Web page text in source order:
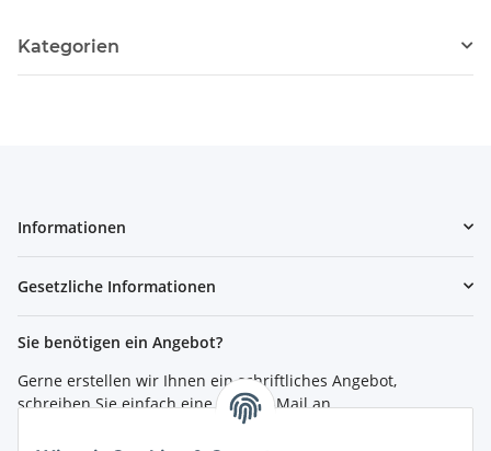
Kategorien
Informationen
Gesetzliche Informationen
Sie benötigen ein Angebot?
Gerne erstellen wir Ihnen ein schriftliches Angebot,
schreiben Sie einfach eine kurze E-Mail an